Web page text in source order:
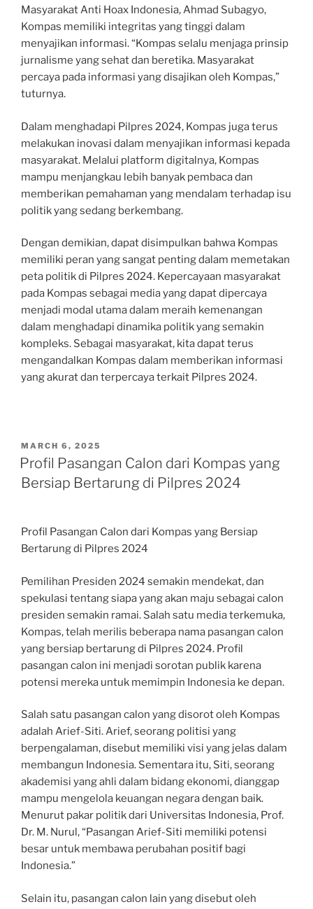
Masyarakat Anti Hoax Indonesia, Ahmad Subagyo,
Kompas memiliki integritas yang tinggi dalam
menyajikan informasi. “Kompas selalu menjaga prinsip
jurnalisme yang sehat dan beretika. Masyarakat
percaya pada informasi yang disajikan oleh Kompas,”
tuturnya.
Dalam menghadapi Pilpres 2024, Kompas juga terus
melakukan inovasi dalam menyajikan informasi kepada
masyarakat. Melalui platform digitalnya, Kompas
mampu menjangkau lebih banyak pembaca dan
memberikan pemahaman yang mendalam terhadap isu
politik yang sedang berkembang.
Dengan demikian, dapat disimpulkan bahwa Kompas
memiliki peran yang sangat penting dalam memetakan
peta politik di Pilpres 2024. Kepercayaan masyarakat
pada Kompas sebagai media yang dapat dipercaya
menjadi modal utama dalam meraih kemenangan
dalam menghadapi dinamika politik yang semakin
kompleks. Sebagai masyarakat, kita dapat terus
mengandalkan Kompas dalam memberikan informasi
yang akurat dan terpercaya terkait Pilpres 2024.
POSTED
ON
MARCH 6, 2025
Profil Pasangan Calon dari Kompas yang
Bersiap Bertarung di Pilpres 2024
Profil Pasangan Calon dari Kompas yang Bersiap
Bertarung di Pilpres 2024
Pemilihan Presiden 2024 semakin mendekat, dan
spekulasi tentang siapa yang akan maju sebagai calon
presiden semakin ramai. Salah satu media terkemuka,
Kompas, telah merilis beberapa nama pasangan calon
yang bersiap bertarung di Pilpres 2024. Profil
pasangan calon ini menjadi sorotan publik karena
potensi mereka untuk memimpin Indonesia ke depan.
Salah satu pasangan calon yang disorot oleh Kompas
adalah Arief-Siti. Arief, seorang politisi yang
berpengalaman, disebut memiliki visi yang jelas dalam
membangun Indonesia. Sementara itu, Siti, seorang
akademisi yang ahli dalam bidang ekonomi, dianggap
mampu mengelola keuangan negara dengan baik.
Menurut pakar politik dari Universitas Indonesia, Prof.
Dr. M. Nurul, “Pasangan Arief-Siti memiliki potensi
besar untuk membawa perubahan positif bagi
Indonesia.”
Selain itu, pasangan calon lain yang disebut oleh